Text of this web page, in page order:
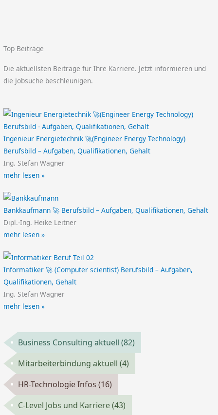
Top Beiträge
Die aktuellsten Beiträge für Ihre Karriere. Jetzt informieren und
die Jobsuche beschleunigen.
Ingenieur Energietechnik 🚀(Engineer Energy Technology)
Berufsbild – Aufgaben, Qualifikationen, Gehalt
Ing. Stefan Wagner
mehr lesen »
Bankkaufmann 🚀 Berufsbild – Aufgaben, Qualifikationen, Gehalt
Dipl.-Ing. Heike Leitner
mehr lesen »
Informatiker 🚀 (Computer scientist) Berufsbild – Aufgaben,
Qualifikationen, Gehalt
Ing. Stefan Wagner
mehr lesen »
Business Consulting aktuell(82)
Mitarbeiterbindung aktuell(4)
HR-Technologie Infos(16)
C-Level Jobs und Karriere(43)